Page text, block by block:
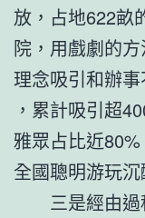
放，占地622畝
院，用戲劇的
理念吸引和辦
，累計吸引超
雅眾占比近
全國聰明游玩
三是經由